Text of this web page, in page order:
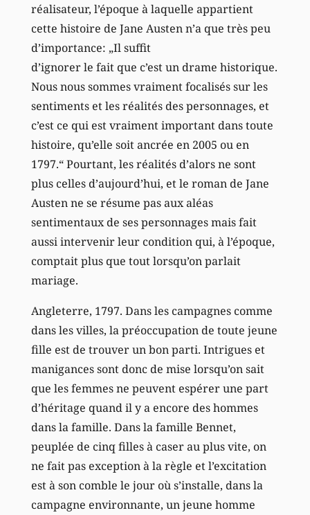
réalisateur, l’époque à laquelle appartient
cette histoire de Jane Austen n’a que très peu
d’importance: „Il suffit
d’ignorer le fait que c’est un drame historique.
Nous nous sommes vraiment focalisés sur les
sentiments et les réalités des personnages, et
c’est ce qui est vraiment important dans toute
histoire, qu’elle soit ancrée en 2005 ou en
1797.“ Pourtant, les réalités d’alors ne sont
plus celles d’aujourd’hui, et le roman de Jane
Austen ne se résume pas aux aléas
sentimentaux de ses personnages mais fait
aussi intervenir leur condition qui, à l’époque,
comptait plus que tout lorsqu’on parlait
mariage.
Angleterre, 1797. Dans les campagnes comme
dans les villes, la préoccupation de toute jeune
fille est de trouver un bon parti. Intrigues et
manigances sont donc de mise lorsqu’on sait
que les femmes ne peuvent espérer une part
d’héritage quand il y a encore des hommes
dans la famille. Dans la famille Bennet,
peuplée de cinq filles à caser au plus vite, on
ne fait pas exception à la règle et l’excitation
est à son comble le jour où s’installe, dans la
campagne environnante, un jeune homme